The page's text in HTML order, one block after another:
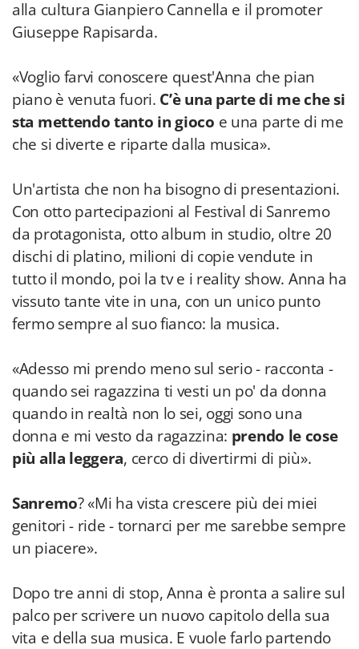
alla cultura Gianpiero Cannella e il promoter
Giuseppe Rapisarda.
«Voglio farvi conoscere quest'Anna che pian
piano è venuta fuori. C’è una parte di me che si
sta mettendo tanto in gioco e una parte di me
che si diverte e riparte dalla musica».
Un'artista che non ha bisogno di presentazioni.
Con otto partecipazioni al Festival di Sanremo
da protagonista, otto album in studio, oltre 20
dischi di platino, milioni di copie vendute in
tutto il mondo, poi la tv e i reality show. Anna ha
vissuto tante vite in una, con un unico punto
fermo sempre al suo fianco: la musica.
«Adesso mi prendo meno sul serio - racconta -
quando sei ragazzina ti vesti un po' da donna
quando in realtà non lo sei, oggi sono una
donna e mi vesto da ragazzina: prendo le cose
più alla leggera, cerco di divertirmi di più».
Sanremo? «Mi ha vista crescere più dei miei
genitori - ride - tornarci per me sarebbe sempre
un piacere».
Dopo tre anni di stop, Anna è pronta a salire sul
palco per scrivere un nuovo capitolo della sua
vita e della sua musica. E vuole farlo partendo